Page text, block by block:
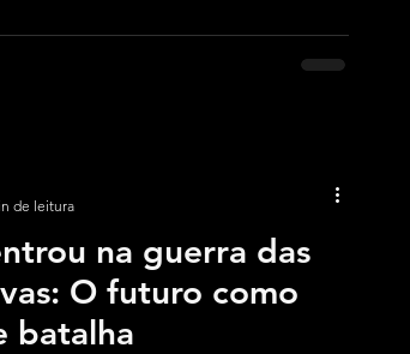
na guerra das
O futuro como
batalha
de leitura